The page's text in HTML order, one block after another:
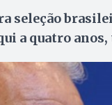
seleção
a quatro